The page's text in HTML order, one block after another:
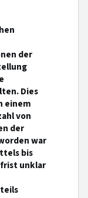
der
Dies
einem
von
der
war
bis
unklar